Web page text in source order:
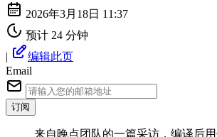
2026年3月18日 11:37
预计 24 分钟
|
编辑此页
Email
订阅
来自晚点团队的一篇采访，编译后